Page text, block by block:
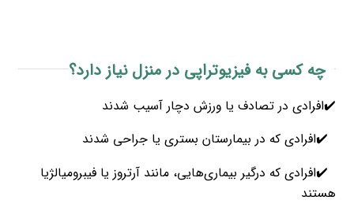
چه کسی به فیزیوتراپی در منزل نیاز دارد؟
✔️افرادی در تصادف یا ورزش دچار آسیب شدند
✔️افرادی که در بیمارستان بستری یا جراحی شدند
✔️افرادی که درگیر بیماری‌هایی، مانند آرتروز یا فیبرومیالژیا
هستند